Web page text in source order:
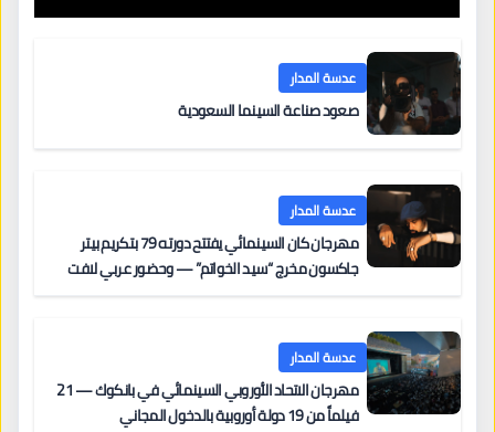
عدسة المدار
صعود صناعة السينما السعودية
عدسة المدار
مهرجان كان السينمائي يفتتح دورته 79 بتكريم بيتر
جاكسون مخرج “سيد الخواتم” — وحضور عربي لافت
عدسة المدار
مهرجان الاتحاد الأوروبي السينمائي في بانكوك — 21
فيلماً من 19 دولة أوروبية بالدخول المجاني